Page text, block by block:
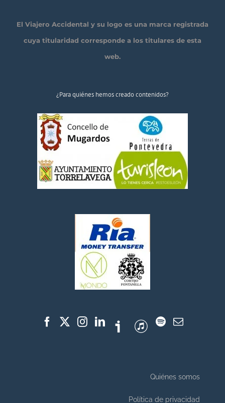
El Viajero Accidental y su logo es una marca registrada
cuya titularidad corresponde a los titulares de esta
web.
¿Para quiénes hemos creado contenidos?
Quiénes somos
Política de privacidad